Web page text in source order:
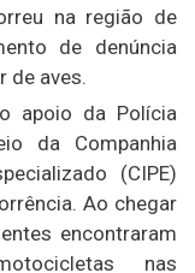
na região de
de denúncia
de aves.
apoio da Polícia
da Companhia
(CIPE)
Ao chegar
encontraram
nas